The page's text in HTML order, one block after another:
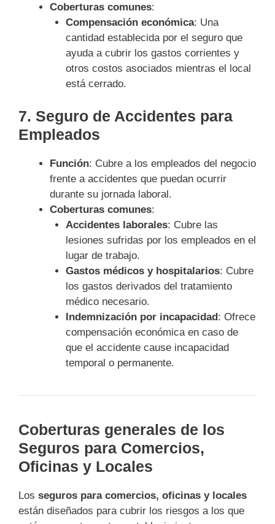
Coberturas comunes:
Compensación económica: Una
cantidad establecida por el seguro que
ayuda a cubrir los gastos corrientes y
otros costos asociados mientras el local
está cerrado.
7. Seguro de Accidentes para
Empleados
Función: Cubre a los empleados del negocio
frente a accidentes que puedan ocurrir
durante su jornada laboral.
Coberturas comunes:
Accidentes laborales: Cubre las
lesiones sufridas por los empleados en el
lugar de trabajo.
Gastos médicos y hospitalarios: Cubre
los gastos derivados del tratamiento
médico necesario.
Indemnización por incapacidad: Ofrece
compensación económica en caso de
que el accidente cause incapacidad
temporal o permanente.
Coberturas generales de los
Seguros para Comercios,
Oficinas y Locales
Los seguros para comercios, oficinas y locales
están diseñados para cubrir los riesgos a los que